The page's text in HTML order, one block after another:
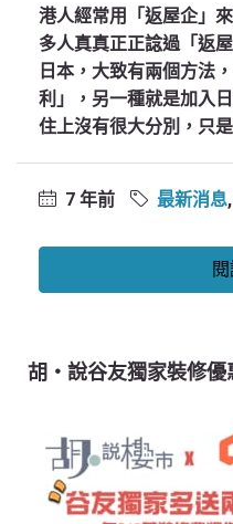
港人經常用「返屋企」
多人真真正正諗過「返
日本，大致有兩個方法
利」，另一種就是加入
住上沒有很大分別，只
7 年前 最新消息,
胡‧說谷友獨家裝修優